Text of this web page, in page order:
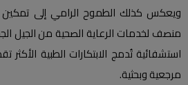
ويعكس كذلك الطموح الرامي إلى
منصف لخدمات الرعاية الصحية من الجيل
استشفائية تُدمج الابتكارات الطبية
مرجعية وبحثية.